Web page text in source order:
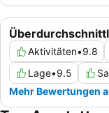
Aktivitäten•9.8
Lage•9.5
Mehr Bewertungen